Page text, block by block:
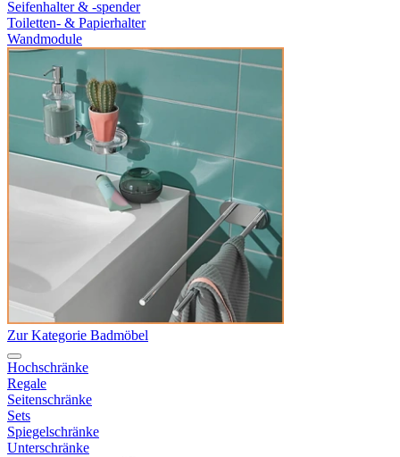
Seifenhalter & -spender
Toiletten- & Papierhalter
Wandmodule
Zur Kategorie Badmöbel
Hochschränke
Regale
Seitenschränke
Sets
Spiegelschränke
Unterschränke